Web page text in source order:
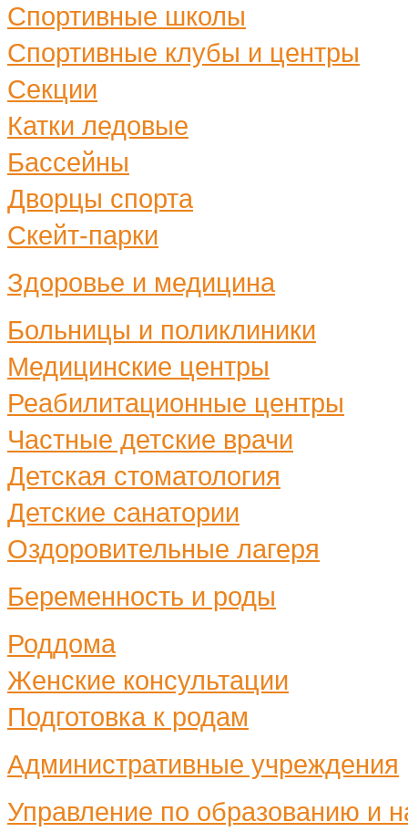
Спортивные школы
Спортивные клубы и центры
Секции
Катки ледовые
Бассейны
Дворцы спорта
Скейт-парки
Здоровье и медицина
Больницы и поликлиники
Медицинские центры
Реабилитационные центры
Частные детские врачи
Детская стоматология
Детские санатории
Оздоровительные лагеря
Беременность и роды
Роддома
Женские консультации
Подготовка к родам
Административные учреждения
Управление по образованию и